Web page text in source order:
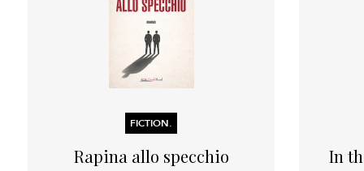
FICTION.
Rapina allo specchio
In